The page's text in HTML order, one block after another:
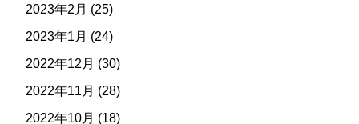
2023年2月 (25)
2023年1月 (24)
2022年12月 (30)
2022年11月 (28)
2022年10月 (18)